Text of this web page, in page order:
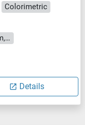
Colorimetric
Cell Culture Supernatant, Plasma, Serum, Tissue Homogenate
Details